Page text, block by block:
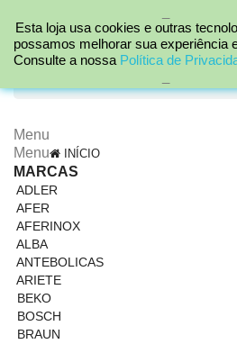

Menu
Menu
INÍCIO
MARCAS
ADLER
AFER
AFERINOX
ALBA
ANTEBOLICAS
ARIETE
BEKO
BOSCH
BRAUN
Esta loja usa cookies e outras
possamos melhorar sua experiência
Consulte a nossa Política de